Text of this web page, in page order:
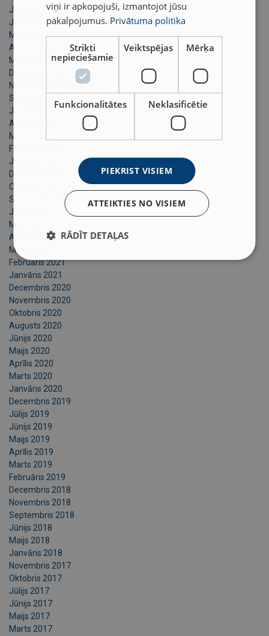
Jūlijs 2023
Jūnijs 2023
Maijs 2023
Aprīlis 2023
Marts 2023
Decembris 2022
Novembris 2022
Septembris 2022
Jūnijs 2022
Aprīlis 2022
Marts 2022
Februāris 2022
Janvāris 2022
Decembris 2021
Oktobris 2021
Septembris 2021
Jūnijs 2021
Maijs 2021
Aprīlis 2021
Marts 2021
Februāris 2021
Janvāris 2021
Decembris 2020
Novembris 2020
Oktobris 2020
Augusts 2020
Jūnijs 2020
Maijs 2020
Aprīlis 2020
Marts 2020
Janvāris 2020
Decembris 2019
Jūlijs 2019
Jūnijs 2019
Maijs 2019
Aprīlis 2019
Marts 2019
Februāris 2019
Decembris 2018
Novembris 2018
Septembris 2018
Jūnijs 2018
Maijs 2018
Janvāris 2018
Novembris 2017
Oktobris 2017
Jūlijs 2017
Jūnijs 2017
Maijs 2017
Marts 2017
viņi ir apkopojuši, izmantojot jūsu
pakalpojumus. Privātuma politika
Strikti
nepieciešamie
Veiktspējas Mērķa
Funkcionalitātes Neklasificētie
PIEKRIST VISIEM
ATTEIKTIES NO VISIEM
RĀDĪT DETAĻAS